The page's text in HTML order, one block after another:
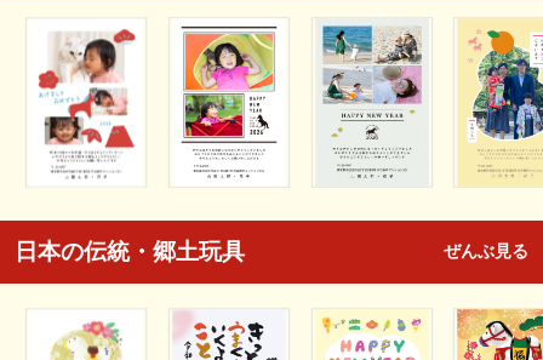
日本の伝統・郷土玩具 ぜんぶ見る